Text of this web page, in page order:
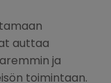
auttaa
ja
toimintaan.